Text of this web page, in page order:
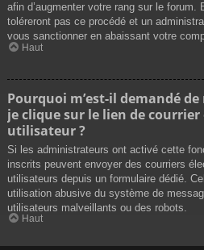
afin d’augmenter votre rang sur le forum.
toléreront pas ce procédé et un
vous sanctionner en abaissant votre
Haut
Pourquoi m’est-il demandé
je clique sur le lien de courrier
utilisateur ?
Si les administrateurs ont activé cette
inscrits peuvent envoyer des courriers
utilisateurs depuis un formulaire dédié.
utilisation abusive du système de
utilisateurs malveillants ou des robots.
Haut